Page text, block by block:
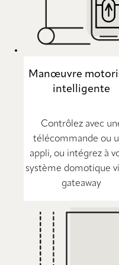
Manœuvre
intelligente
Contrôlez avec
télécommande ou
appli, ou intégrez à
système domotique
gateaway